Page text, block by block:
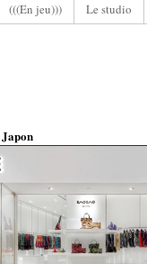
(((En jeu))) Le studio